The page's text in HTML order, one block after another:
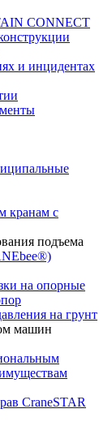
CONNECT
и инцидентах
кранам с
подъема
на опорные
на грунт
машин
CraneSTAR